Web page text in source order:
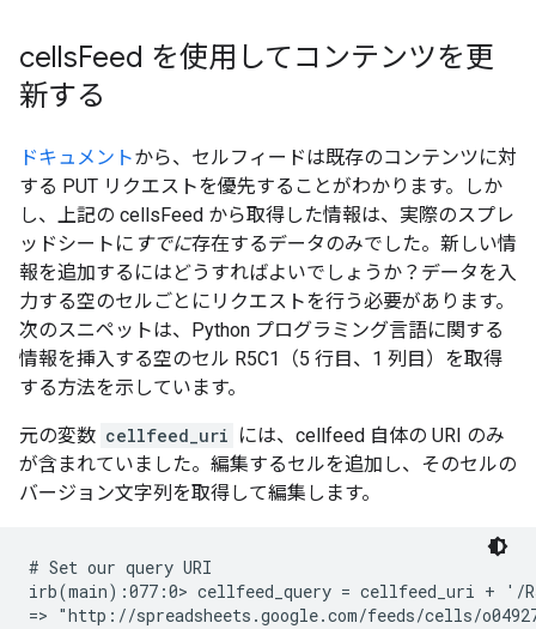
cellsFeed を使用してコンテンツを更
新する
ドキュメントから、セルフィードは既存のコンテンツに対
する PUT リクエストを優先することがわかります。しか
し、上記の cellsFeed から取得した情報は、実際のスプレ
ッドシートに すでに存在するデータのみでした。新しい情
報を追加するにはどうすればよいでしょうか？データを入
力する空のセルごとにリクエストを行う必要があります。
次のスニペットは、Python プログラミング言語に関する
情報を挿入する空のセル R5C1（5 行目、1 列目）を取得
する方法を示しています。
元の変数 cellfeed_uri には、cellfeed 自体の URI のみ
が含まれていました。編集するセルを追加し、そのセルの
バージョン文字列を取得して編集します。
# Set our query URI
irb(main):077:0> cellfeed_query = cellfeed_uri + '/
=> "http://spreadsheets.google.com/feeds/cells/